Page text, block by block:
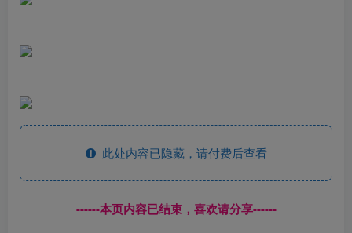
此处内容已隐藏，请付费后查看
------本页内容已结束，喜欢请分享------